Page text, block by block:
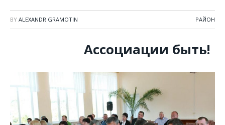
BY ALEXANDR GRAMOTIN РАЙОН
Ассоциации быть!